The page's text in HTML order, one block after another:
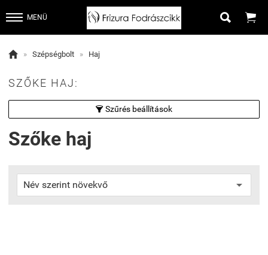
MENÜ  
 » Szépségbolt » Haj
SZŐKE HAJ:
 Szűrés beállítások
Szőke haj